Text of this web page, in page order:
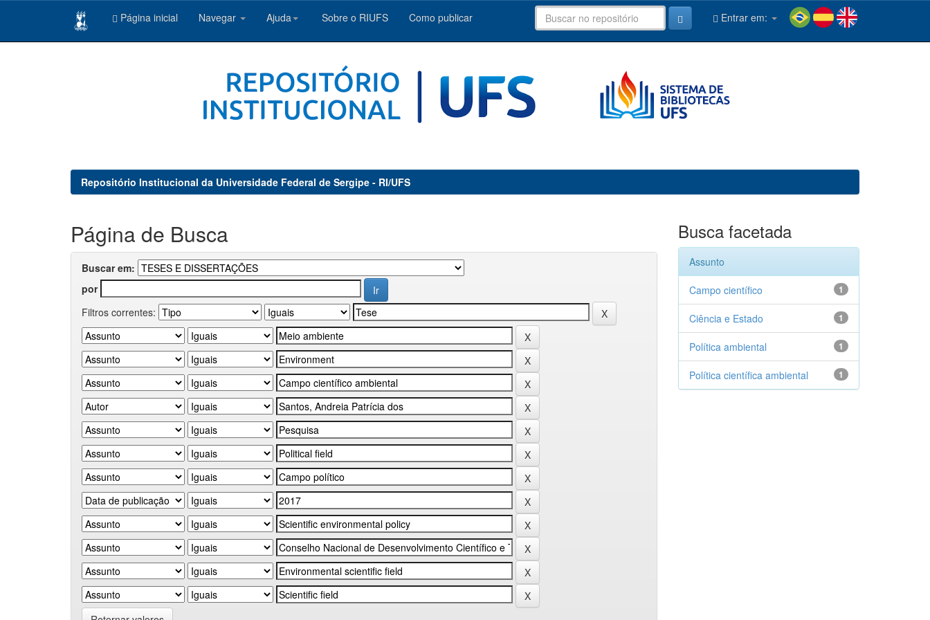
Página inicial Navegar Ajuda Sobre o RIUFS Como publicar Entrar em:
Repositório Institucional da Universidade Federal de Sergipe - RI/UFS
Página de Busca
Buscar em:
por
Filtros correntes:
Busca facetada
Assunto
1
Campo científico
1
Ciência e Estado
1
Política ambiental
1
Política científica ambiental